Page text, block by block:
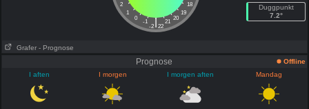
2
18
1
19
0
20
-1 21
|
-2 22
Duggpunkt
7.2°
Grafer - Prognose
Prognose
Offline
I aften
I morgen I morgen aften Mandag